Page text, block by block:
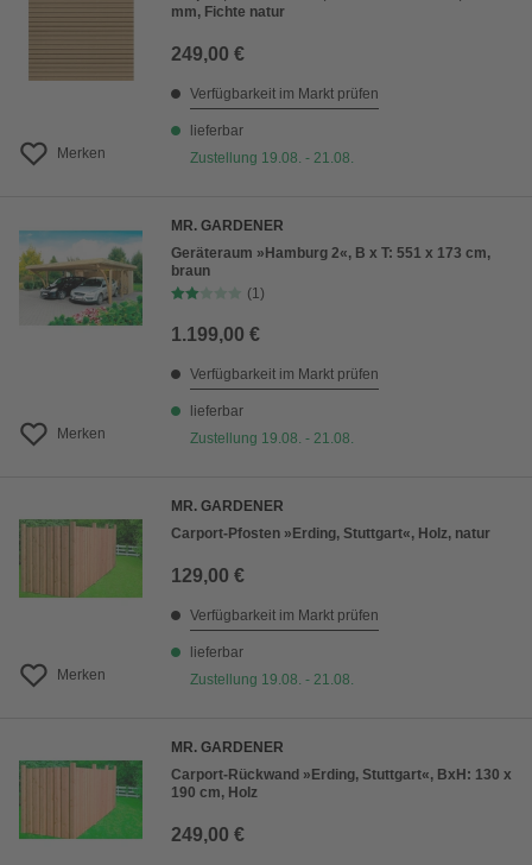
Merken
mm, Fichte natur
249,00 €
Verfügbarkeit im Markt prüfen
lieferbar
Zustellung 19.08. - 21.08.
Merken
MR. GARDENER
Geräteraum »Hamburg 2«, B x T: 551 x 173 cm,
braun
(1)
1.199,00 €
Verfügbarkeit im Markt prüfen
lieferbar
Zustellung 19.08. - 21.08.
Merken
MR. GARDENER
Carport-Pfosten »Erding, Stuttgart«, Holz, natur
129,00 €
Verfügbarkeit im Markt prüfen
lieferbar
Zustellung 19.08. - 21.08.
MR. GARDENER
Carport-Rückwand »Erding, Stuttgart«, BxH: 130 x
190 cm, Holz
249,00 €